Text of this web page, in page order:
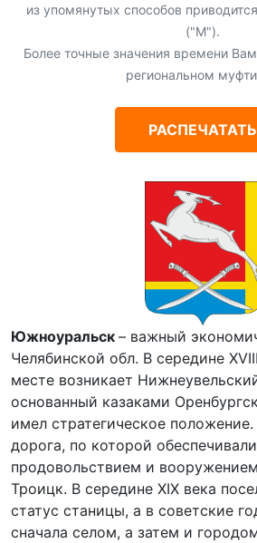
из упомянутых способов
("М").
Более точные значения времени
региональном
РАСПЕЧАТАТЬ
Южноуральск – важный
Челябинской обл. В середине
месте возникает
основанный казаками
имел стратегическое
дорога, по которой
продовольствием и
Троицк. В середине XIX века
статус станицы, а в советские
сначала селом, а затем и